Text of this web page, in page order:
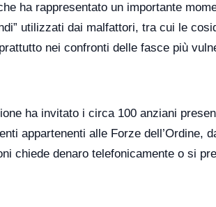
ha rappresentato un importante
utilizzati dai malfattori, tra cui le
nei confronti delle fasce più
ha invitato i circa 100 anziani
appartenenti alle Forze dell’Ordine,
chiede denaro telefonicamente o si